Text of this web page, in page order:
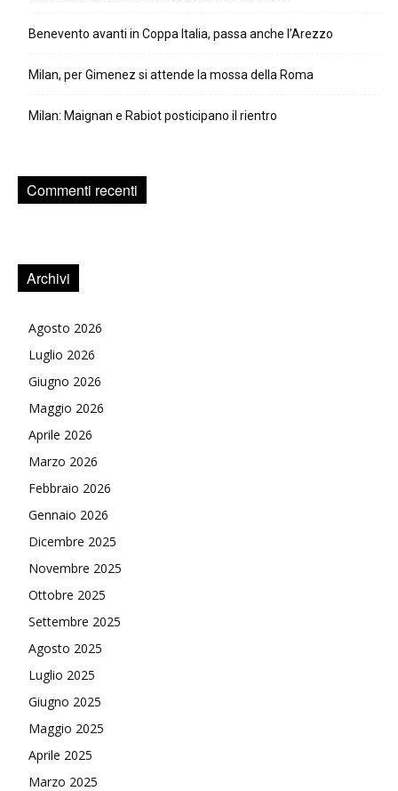
Benevento avanti in Coppa Italia, passa anche l’Arezzo
Milan, per Gimenez si attende la mossa della Roma
Milan: Maignan e Rabiot posticipano il rientro
Commenti recenti
Archivi
Agosto 2026
Luglio 2026
Giugno 2026
Maggio 2026
Aprile 2026
Marzo 2026
Febbraio 2026
Gennaio 2026
Dicembre 2025
Novembre 2025
Ottobre 2025
Settembre 2025
Agosto 2025
Luglio 2025
Giugno 2025
Maggio 2025
Aprile 2025
Marzo 2025